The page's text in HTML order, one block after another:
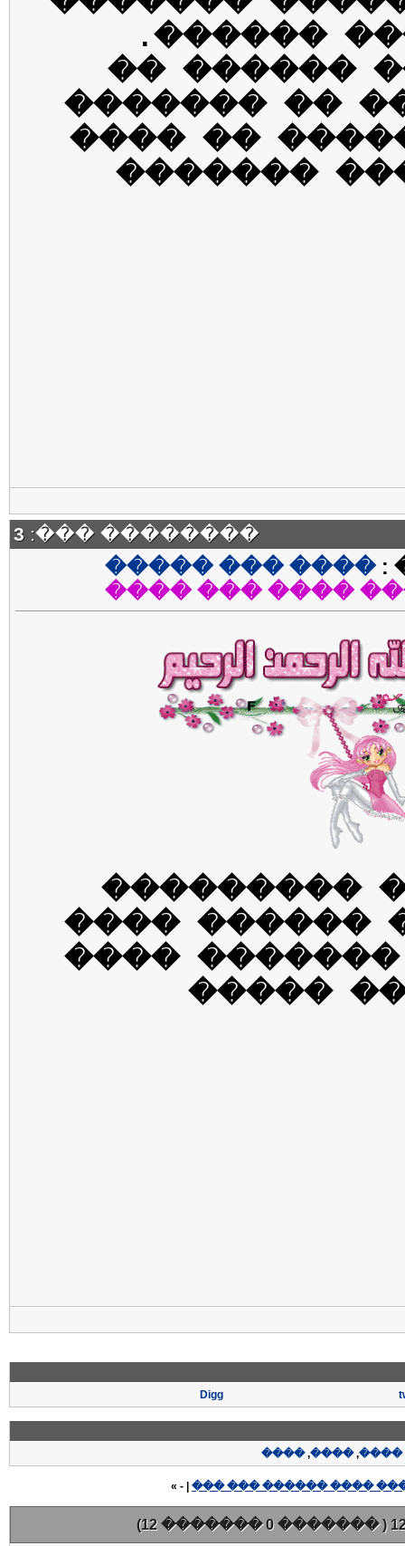
������
������
�������� ��
���� ������
�������
�������� ���:
3
���� ��� �����
����� ���� ���
������
�������
������
����
Digg
����
,
����
,
����
| -
»
( ������� 0 ������� 12)